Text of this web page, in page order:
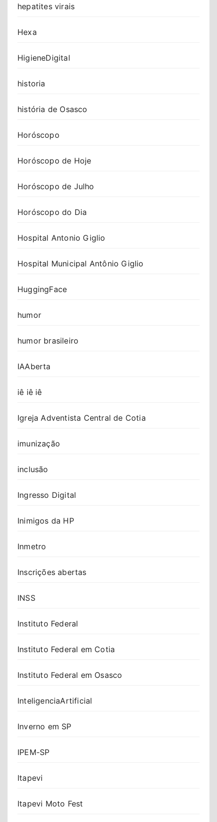
hepatites virais
Hexa
HigieneDigital
historia
história de Osasco
Horóscopo
Horóscopo de Hoje
Horóscopo de Julho
Horóscopo do Dia
Hospital Antonio Giglio
Hospital Municipal Antônio Giglio
HuggingFace
humor
humor brasileiro
IAAberta
iê iê iê
Igreja Adventista Central de Cotia
imunização
inclusão
Ingresso Digital
Inimigos da HP
Inmetro
Inscrições abertas
INSS
Instituto Federal
Instituto Federal em Cotia
Instituto Federal em Osasco
InteligenciaArtificial
Inverno em SP
IPEM-SP
Itapevi
Itapevi Moto Fest